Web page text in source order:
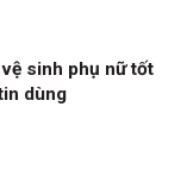
sinh phụ nữ tốt
dùng